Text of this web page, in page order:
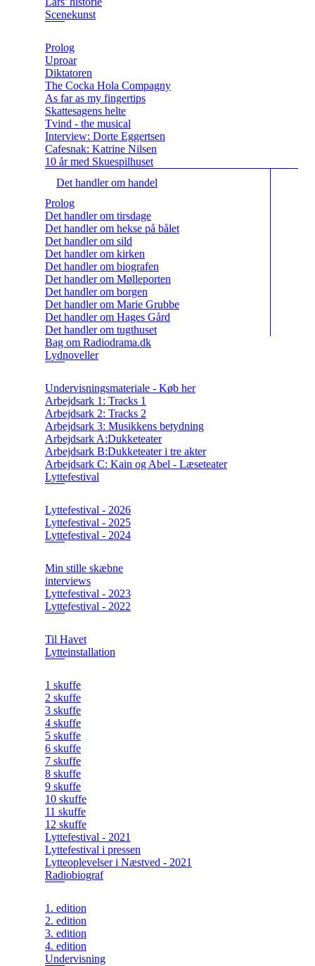
Scenekunst
Prolog
Uproar
Diktatoren
The Cocka Hola Compagny
As far as my fingertips
Skattesagens helte
Tvind - the musical
Interview: Dorte Eggertsen
Cafesnak: Katrine Nilsen
10 år med Skuespilhuset
Det handler om handel
Prolog
Det handler om tirsdage
Det handler om hekse på bålet
Det handler om sild
Det handler om kirken
Det handler om biografen
Det handler om Mølleporten
Det handler om borgen
Det handler om Marie Grubbe
Det handler om Hages Gård
Det handler om tugthuset
Bag om Radiodrama.dk
Lydnoveller
Undervisningsmateriale - Køb her
Arbejdsark 1: Tracks 1
Arbejdsark 2: Tracks 2
Arbejdsark 3: Musikkens betydning
Arbejdsark A:Dukketeater
Arbejdsark B:Dukketeater i tre akter
Arbejdsark C: Kain og Abel - Læseteater
Lyttefestival
Lyttefestival - 2026
Lyttefestival - 2025
Lyttefestival - 2024
Min stille skæbne
interviews
Lyttefestival - 2023
Lyttefestival - 2022
Til Havet
Lytteinstallation
1 skuffe
2 skuffe
3 skuffe
4 skuffe
5 skuffe
6 skuffe
7 skuffe
8 skuffe
9 skuffe
10 skuffe
11 skuffe
12 skuffe
Lyttefestival - 2021
Lyttefestival i pressen
Lytteoplevelser i Næstved - 2021
Radiobiograf
1. edition
2. edition
3. edition
4. edition
Undervisning